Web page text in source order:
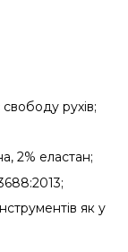
рухів;
2% еластан;
як у